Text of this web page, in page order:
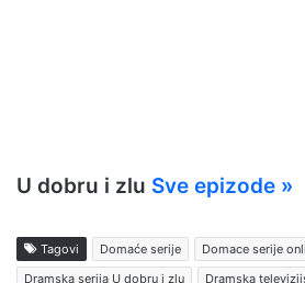
U dobru i zlu Sve epizode »
Tagovi Domaće serije Domace serije
Dramska serija U dobru i zlu
Dramska